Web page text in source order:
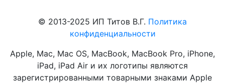
© 2013-2025 ИП Титов В.Г. Политика
конфиденциальности
Apple, Mac, Mac OS, MacBook, MacBook Pro, iPhone,
iPad, iPad Air и их логотипы являются
зарегистрированными товарными знаками Apple